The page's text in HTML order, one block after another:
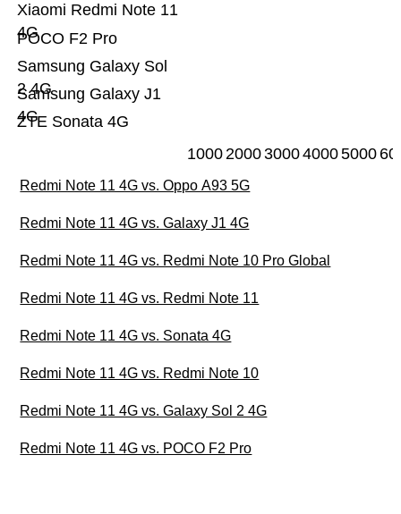
ZTE Sonata 4G
Samsung Galaxy J1
4G
Samsung Galaxy Sol
2 4G
POCO F2 Pro
Xiaomi Redmi Note 11
4G
10002000300040005000
Redmi Note 11 4G vs. Oppo A93 5G
Redmi Note 11 4G vs. Galaxy J1 4G
Redmi Note 11 4G vs. Redmi Note 10 Pro Global
Redmi Note 11 4G vs. Redmi Note 11
Redmi Note 11 4G vs. Sonata 4G
Redmi Note 11 4G vs. Redmi Note 10
Redmi Note 11 4G vs. Galaxy Sol 2 4G
Redmi Note 11 4G vs. POCO F2 Pro